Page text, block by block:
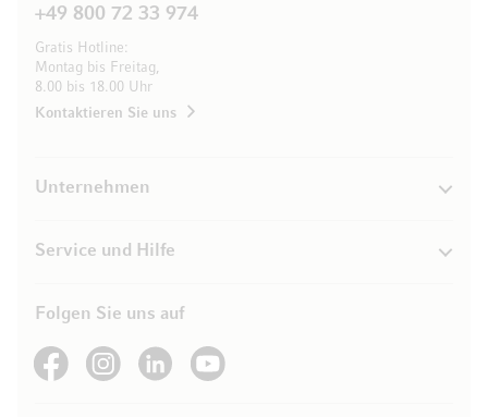
+49 800 72 33 974
Gratis Hotline:
Montag bis Freitag,
8.00 bis 18.00 Uhr
Kontaktieren Sie uns
Unternehmen
Service und Hilfe
Folgen Sie uns auf
See our FacebookSee our Instagram account
See our LinkedInSee our YouTube channel